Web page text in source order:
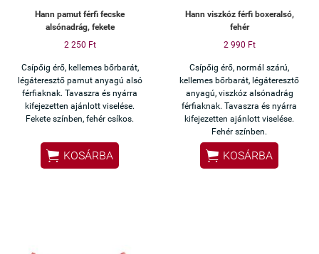
Hann pamut férfi fecske
alsónadrág, fekete
2 250 Ft
Csípőig érő, kellemes bőrbarát,
légáteresztő pamut anyagú alsó
férfiaknak. Tavaszra és nyárra
kifejezetten ajánlott viselése.
Fekete színben, fehér csíkos.
 KOSÁRBA
Hann viszkóz férfi boxeralsó,
fehér
2 990 Ft
Csípőig érő, normál szárú,
kellemes bőrbarát, légáteresztő
anyagú, viszkóz alsónadrág
férfiaknak. Tavaszra és nyárra
kifejezetten ajánlott viselése.
Fehér színben.
 KOSÁRBA